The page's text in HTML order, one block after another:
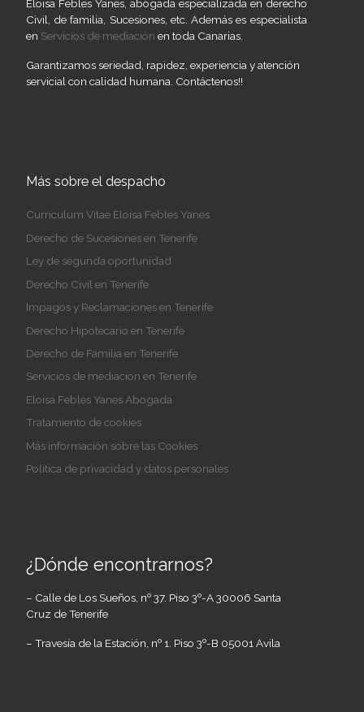
Eloisa Febles Yanes, abogada especializada en derecho
Civil, de familia, Sucesiones, etc. Además es especialista
en Servicios de mediación en toda Canarias.
Garantizamos seriedad, rapidez, experiencia y atención
servicial con calidad humana. Contáctenos!!
Más sobre el despacho
Curriculum Vitae Eloisa Febles Yanes
Derecho de Sucesiones en Tenerife
Ley de segunda oportunidad
Derecho Civil en Tenerife
Impagos y Reclamaciones en Tenerife
Derecho Hipotecario en Tenerife
Derecho de Familia en Tenerife
Servicios de mediacion en Tenerife
Eloisa Febles Yanes Abogada
Tratamiento de cookies
Más información sobre las Cookies
Politica de privacidad y datos personales
¿Dónde encontrarnos?
– Calle de Los Sueños, nº 37. Piso 3º-A 30006 Santa
Cruz de Tenerife
– Travesía de la Estación, nº 1. Piso 3º-B 05001 Avila